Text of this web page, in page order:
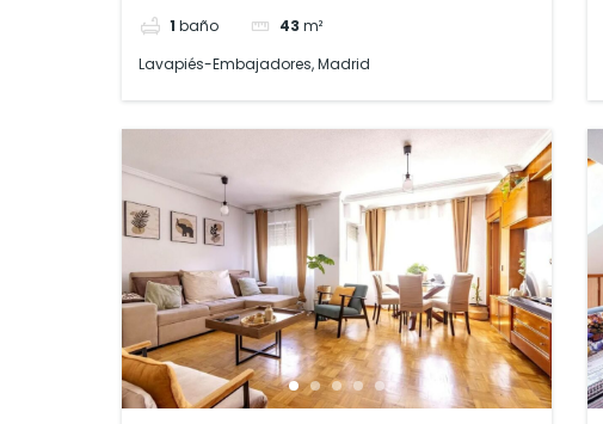
1 baño 43 m²
Lavapiés-Embajadores, Madrid